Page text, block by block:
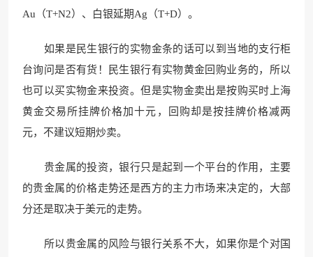
Au（T+N2）、白银延期Ag（T+D）。
如果是民生银行的实物金条的话可以到当地的支行柜
台询问是否有货！民生银行有实物黄金回购业务的，所以
也可以买实物金来投资。但是实物金卖出是按购买时上海
黄金交易所挂牌价格加十元，回购却是按挂牌价格减两
元，不建议短期炒卖。
贵金属的投资，银行只是起到一个平台的作用，主要
的贵金属的价格走势还是西方的主力市场来决定的，大部
分还是取决于美元的走势。
所以贵金属的风险与银行关系不大，如果你是个对国